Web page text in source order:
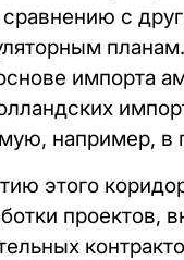
с
импорта
например, в
этого
проектов,